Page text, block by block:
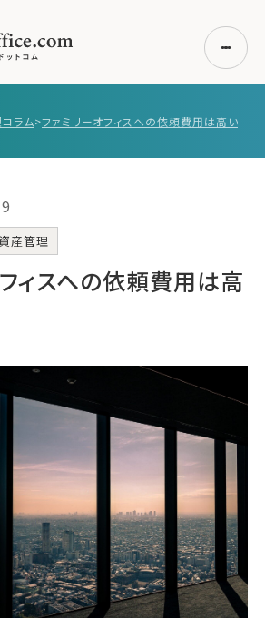
一覧
ログイン
ィスとは
ン登録
ラム>ファミリーオフィスへの依頼費用は高いのか
産管理
ィスへの依頼費用は高